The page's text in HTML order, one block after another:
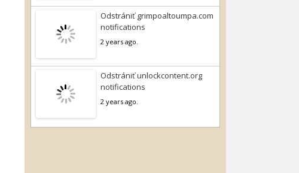
Odstrániť grimpoaltoumpa.com
notifications
2 years ago.
Odstrániť unlockcontent.org
notifications
2 years ago.